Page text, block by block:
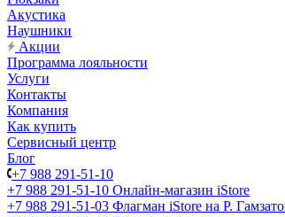
Акустика
Наушники
Акции
Программа лояльности
Услуги
Контакты
Компания
Как купить
Сервисный центр
Блог
+7 988 291-51-10
+7 988 291-51-10 Онлайн-магазин iStore
+7 988 291-51-03 Флагман iStore на Р.